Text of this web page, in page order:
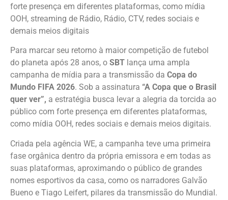
forte presença em diferentes plataformas, como mídia
OOH, streaming de Rádio, Rádio, CTV, redes sociais e
demais meios digitais
Para marcar seu retorno à maior competição de futebol
do planeta após 28 anos, o SBT lança uma ampla
campanha de mídia para a transmissão da Copa do
Mundo FIFA 2026. Sob a assinatura “A Copa que o Brasil
quer ver”, a estratégia busca levar a alegria da torcida ao
público com forte presença em diferentes plataformas,
como mídia OOH, redes sociais e demais meios digitais.
Criada pela agência WE, a campanha teve uma primeira
fase orgânica dentro da própria emissora e em todas as
suas plataformas, aproximando o público de grandes
nomes esportivos da casa, como os narradores Galvão
Bueno e Tiago Leifert, pilares da transmissão do Mundial.